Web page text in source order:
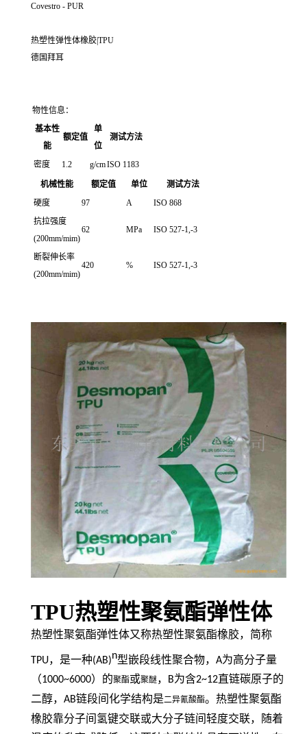
Covestro - PUR
热塑性弹性体橡胶|TPU
德国拜耳
物性信息：
基本性
能
额定值
单
位
测试方法
密度 1.2 g/cmISO 1183
机械性能 额定值 单位
测试方法
硬度
97 A
ISO 868
抗拉强度
(200mm/mim)
62 MPa ISO 527-1,-3
断裂伸长率
(200mm/mim)
420 % ISO 527-1,-3
TPU热塑性聚氨酯弹性体
热塑性聚氨酯弹性体又称热塑性聚氨酯橡胶，简称
TPU，是一种(AB)n型嵌段线性聚合物， A为高分子量
（1000~6000）的聚酯或聚醚， B为含2~12 直链碳原子的
二醇， AB链段间化学结构是二异氰酸酯。热塑性聚氨酯
橡胶靠分子间氢键交联或大分子链间轻度交联，随着